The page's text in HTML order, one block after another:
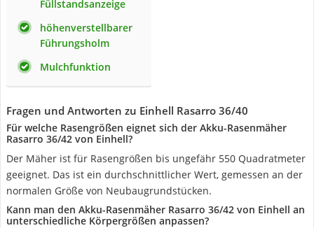
Füllstandsanzeige
höhenverstellbarer
Führungsholm
Mulchfunktion
Fragen und Antworten zu Einhell Rasarro 36/40
Für welche Rasengrößen eignet sich der Akku-Rasenmäher
Rasarro 36/42 von Einhell?
Der Mäher ist für Rasengrößen bis ungefähr 550 Quadratmeter
geeignet. Das ist ein durchschnittlicher Wert, gemessen an der
normalen Größe von Neubaugrundstücken.
Kann man den Akku-Rasenmäher Rasarro 36/42 von Einhell an
unterschiedliche Körpergrößen anpassen?